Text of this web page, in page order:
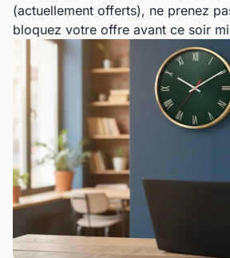
(actuellement offerts), ne prenez
bloquez votre offre avant ce soir